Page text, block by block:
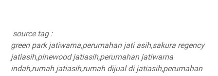
source tag :
green park jatiwarna,perumahan jati asih,sakura regency
jatiasih,pinewood jatiasih,perumahan jatiwarna
indah,rumah jatiasih,rumah dijual di jatiasih,perumahan